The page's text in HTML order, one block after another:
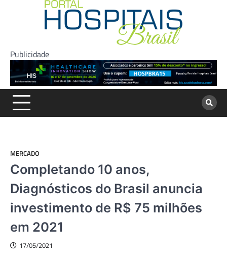
Publicidade
MERCADO
Completando 10 anos,
Diagnósticos do Brasil anuncia
investimento de R$ 75 milhões
em 2021
17/05/2021